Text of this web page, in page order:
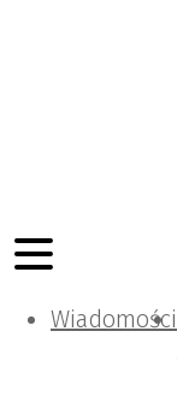
Wiadomości